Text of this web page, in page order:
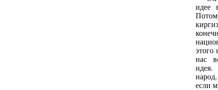
идее
этого
нас
идея.
если